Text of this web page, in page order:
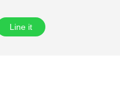
Line it